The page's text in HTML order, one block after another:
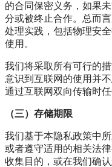
的合同保密义务，如果
分或被终止合作。总而
处理实践，包括物理安
使用。
我们将采取所有可行的
意识到互联网的使用并
通过互联网双向传输时
（三）存储期限
我们基于本隐私政策中
或者遵守适用的相关法
收集目的，或在我们确